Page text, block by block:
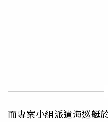
而專案小組派遣海巡艇